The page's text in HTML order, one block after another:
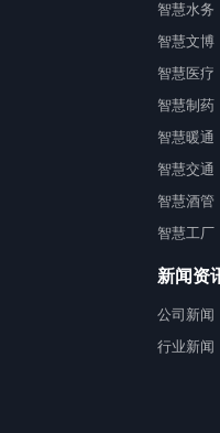
智慧水务
智慧文博
智慧医疗
智慧制药
智慧暖通
智慧交通
智慧酒管
智慧工厂
新闻资
公司新闻
行业新闻